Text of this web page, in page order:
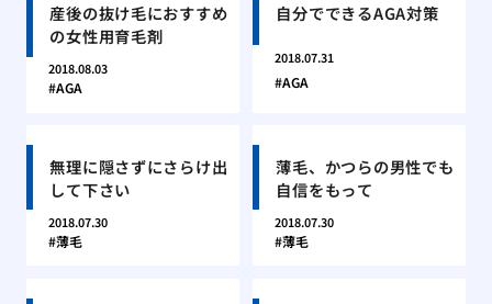
産後の抜け毛におすすめ
の女性用育毛剤
2018.08.03
AGA
自分でできるAGA対策
2018.07.31
AGA
無理に隠さずにさらけ出
して下さい
2018.07.30
薄毛
薄毛、かつらの男性でも
自信をもって
2018.07.30
薄毛